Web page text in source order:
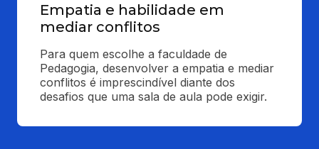
Empatia e habilidade em
mediar conflitos
Para quem escolhe a faculdade de
Pedagogia, desenvolver a empatia e mediar
conflitos é imprescindível diante dos
desafios que uma sala de aula pode exigir.